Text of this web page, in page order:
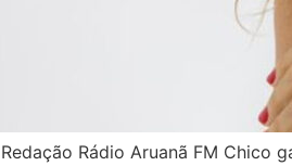
Rádio Aruanã FM Chico